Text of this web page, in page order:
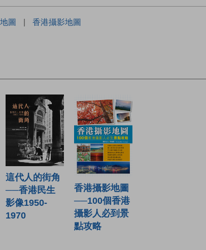
地圖 | 香港攝影地圖
這代人的街角
──香港民生
影像1950-
1970
香港攝影地圖
──100個香港
攝影人必到景
點攻略